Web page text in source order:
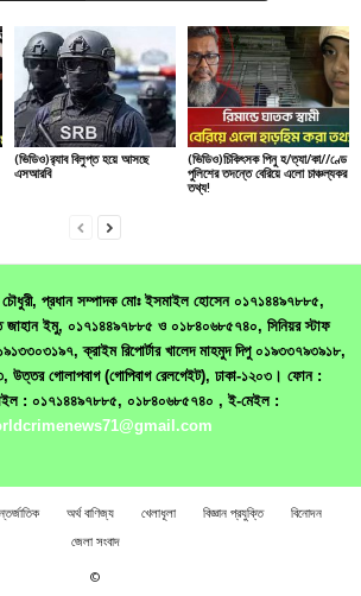
(ভিডিও)র‌্যাব বিলুপ্ত হয়ে আসছে
এসআরবি
(ভিডিও)চিকিৎসক পিনু হ/ত্যা/কা//ণ্ডে
পুলিশের তদন্তে বেরিয়ে এলো চাঞ্চল্যকর
তথ্য!
প্রধান সম্পাদক মোঃ ইসমাইল হোসেন ০১৭১৪৪৯৭৮৮৫,
জাহান ইমু, ০১৭১৪৪৯৭৮৮৫ ও ০১৮৪০৬৮৫৭৪০, সিনিয়র স্টাফ
ক্রাইম রিপোর্টার খালেদ মাহমুদ দিপু ০১৯৩৩৭৯৩৯১৮,
উত্তর গোলাপবাগ (গোপিবাগ রেলগেইট), ঢাকা-১২০৩। ফোন :
: ০১৭১৪৪৯৭৮৮৫, ০১৮৪০৬৮৫৭৪০ , ই-মেইল :
অর্থ বাণিজ্য খেলাধূলা বিজ্ঞান প্রযুক্তি
বিনোদন
জেলা সংবাদ
©